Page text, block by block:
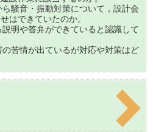
音・振動対策について，設計会
はできていたのか。
や答弁ができていると認識して
情が出ているが対応や対策はど